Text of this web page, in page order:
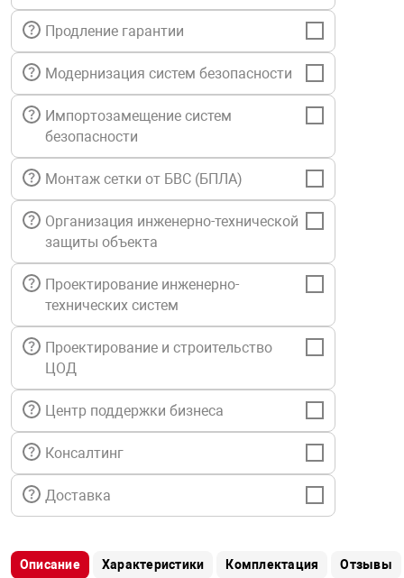
управления
и аналитики
объектов
периметра
и экипировка
техника
автомобили
информации
Продление гарантии
Модернизация систем безопасности
Импортозамещение систем
безопасности
Монтаж сетки от БВС (БПЛА)
Организация инженерно-технической
защиты объекта
Проектирование инженерно-
технических систем
Проектирование и строительство
ЦОД
Центр поддержки бизнеса
Консалтинг
Доставка
Описание Характеристики Комплектация Отзывы